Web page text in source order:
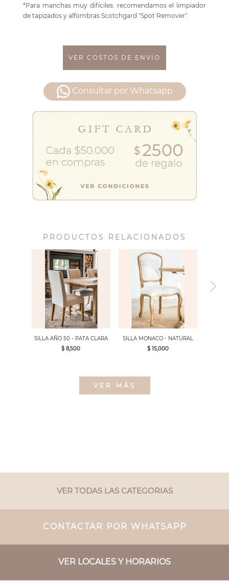
*Para manchas muy difíciles: recomendamos el limpiador
de tapizados y alfombras Scotchgard "Spot Remover".
VER COSTOS DE ENVÍO
Consultar por Whatsapp
PRODUCTOS RELACIONADOS
SILLA AÑO 50 - PATA CLARA
$ 8,500
SILLA MONACO - NATURAL
$ 15,000
VER MÁS
VER TODAS LAS CATEGORIAS
CONTACTAR POR WHATSAPP
VER LOCALES Y HORARIOS